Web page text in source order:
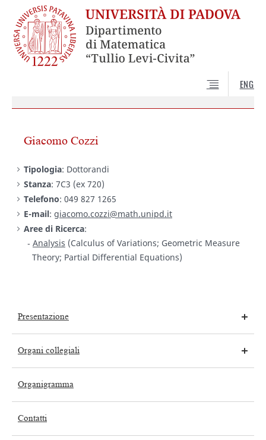
ENG
Presentazione
Organi collegiali
Organigramma
Contatti
Giacomo Cozzi
Tipologia: Dottorandi
Stanza: 7C3 (ex 720)
Telefono: 049 827 1265
E-mail: giacomo.cozzi@math.unipd.it
Aree di Ricerca:
Analysis (Calculus of Variations; Geometric Measure
Theory; Partial Differential Equations)